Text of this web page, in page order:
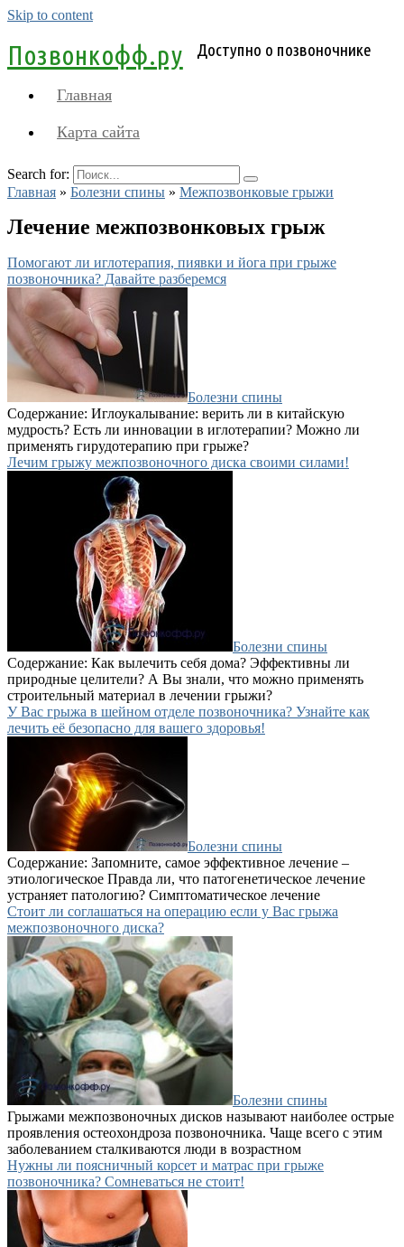
Skip to content
Позвонкофф.ру Доступно о позвоночнике
Главная
Карта сайта
Search for:
Главная » Болезни спины » Межпозвонковые грыжи
Лечение межпозвонковых грыж
Помогают ли иглотерапия, пиявки и йога при грыже
позвоночника? Давайте разберемся
Болезни спины
Содержание: Иглоукалывание: верить ли в китайскую
мудрость? Есть ли инновации в иглотерапии? Можно ли
применять гирудотерапию при грыже?
Лечим грыжу межпозвоночного диска своими силами!
Болезни спины
Содержание: Как вылечить себя дома? Эффективны ли
природные целители? А Вы знали, что можно применять
строительный материал в лечении грыжи?
У Вас грыжа в шейном отделе позвоночника? Узнайте как
лечить её безопасно для вашего здоровья!
Болезни спины
Содержание: Запомните, самое эффективное лечение –
этиологическое Правда ли, что патогенетическое лечение
устраняет патологию? Симптоматическое лечение
Стоит ли соглашаться на операцию если у Вас грыжа
межпозвоночного диска?
Болезни спины
Грыжами межпозвоночных дисков называют наиболее острые
проявления остеохондроза позвоночника. Чаще всего с этим
заболеванием сталкиваются люди в возрастном
Нужны ли поясничный корсет и матрас при грыже
позвоночника? Сомневаться не стоит!